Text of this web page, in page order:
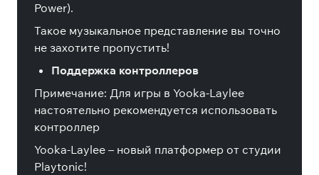
Power).
Такое музыкальное представление вы точно
не захотите пропустить!
Поддержка контроллеров
Примечание: Для игры в Yooka-Laylee
настоятельно рекомендуется использовать
контроллер
Yooka-Laylee – новый платформер от студии
Playtonic!